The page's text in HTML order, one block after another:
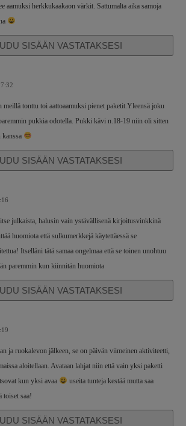
aamuksi herkkukaakaon värkit. Sattumalta aika samoja
SISÄÄN VASTATAKSESI
tonttu toi aattoaamuksi pienet paketit.Yleensä joku
pukkia odotella. Pukki kävi n.18-19 niin oli sitten
kanssa
SISÄÄN VASTATAKSESI
julkaista, halusin vain ystävällisenä kirjoitusvinkkinä
huomiota että sulkumerkkejä käytettäessä se
Itselläni tätä samaa ongelmaa että se toinen unohtuu
paremmin kun kiinnitän huomiota
SISÄÄN VASTATAKSESI
ja ruokalevon jälkeen, se on päivän viimeinen aktiviteetti,
aloitellaan. Avataan lahjat niin että vain yksi paketti
kun yksi avaa
useita tunteja kestää mutta saa
toiset saa!
SISÄÄN VASTATAKSESI